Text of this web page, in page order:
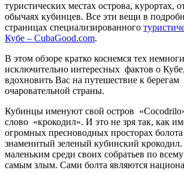
туристических местах острова, курортах,
обычаях кубинцев. Все эти вещи в
страницах специализированного
Кубе – CubaGood.com.
В этом обзоре кратко коснемся тех
исключительно интересных фактов о
вдохновить Вас на путешествие к берегам
очаровательной страны.
Кубинцы именуют свой остров
слово «крокодил». И это не зря так, как
огромных пресноводных просторах болота
знаменитый зеленый кубинский
маленьким среди своих собратьев по
самым злым. Сами болта являются